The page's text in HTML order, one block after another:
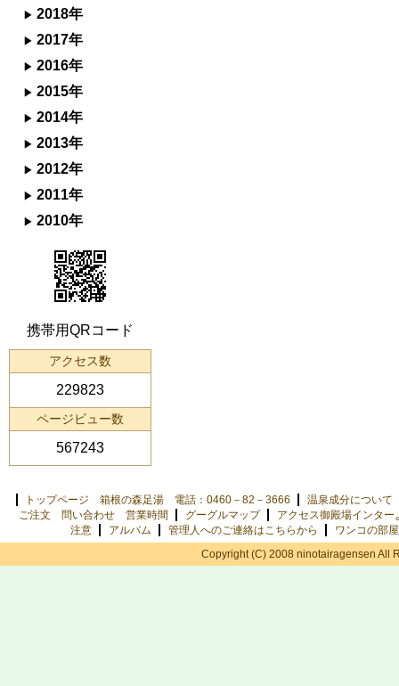
2018年
2017年
2016年
2015年
2014年
2013年
2012年
2011年
2010年
携帯用QRコード
アクセス数
229823
ページビュー数
567243
トップページ 箱根の森足湯 電話：0460－82－3666
温泉成分について
ご注文 問い合わせ 営業時間
グーグルマップ
アクセス御殿場インター
注意
アルバム 管理人へのご連絡はこちらから
ワンコの部屋
Copyright (C) 2008 ninotairagensen All